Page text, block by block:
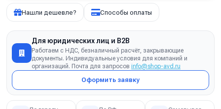
Нашли дешевле? Способы оплаты
Для юридических лиц и B2B
Работаем с НДС, безналичный расчёт, закрывающие
документы. Индивидуальные условия для компаний и
организаций. Почта для запросов info@shop-avd.ru
Оформить заявку